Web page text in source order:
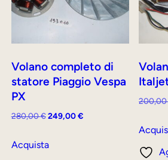
Volano completo di
statore Piaggio Vespa
PX
280,00€ Il
originale
249,00€Il
Acquista